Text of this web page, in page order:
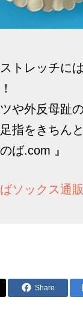
トレッチに
や外反母趾
指をきちん
ば.com 』
ソックス通販
Share